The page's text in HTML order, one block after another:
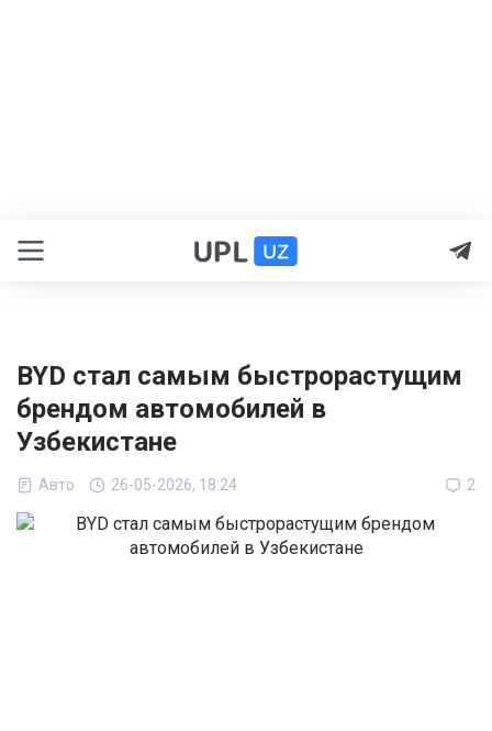
BYD стал самым быстрорастущим
брендом автомобилей в
Узбекистане
Авто 26-05-2026, 18:24 2